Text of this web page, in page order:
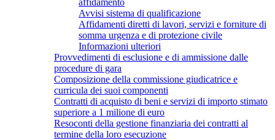
Avvisi sistema di qualificazione
Affidamenti diretti di lavori, servizi e forniture di
somma urgenza e di protezione civile
Informazioni ulteriori
Provvedimenti di esclusione e di ammissione dalle
procedure di gara
Composizione della commissione giudicatrice e
curricula dei suoi componenti
Contratti di acquisto di beni e servizi di importo stimato
superiore a 1 milione di euro
Resoconti della gestione finanziaria dei contratti al
termine della loro esecuzione